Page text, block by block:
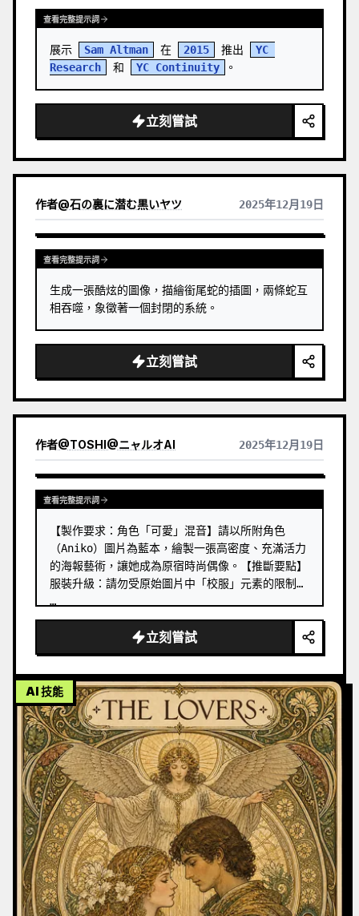
查看完整提示詞
展示 Sam Altman 在 2015 推出
YC
Research
和 YC Continuity 。
立刻嘗試
作者@石の裏に潜む黒いヤツ 2025年12月19日
查看完整提示詞
生成一張酷炫的圖像，描繪銜尾蛇的插圖，兩條蛇互
相吞噬，象徵著一個封閉的系統。
立刻嘗試
作者@TOSHI@ニャルオAI 2025年12月19日
查看完整提示詞
【製作要求：角色「可愛」混音】請以所附角色
（Aniko）圖片為藍本，繪製一張高密度、充滿活力
的海報藝術，讓她成為原宿時尚偶像。【推斷要點】
服裝升級：請勿受原始圖片中「校服」元素的限制。
…
立刻嘗試
AI 技能